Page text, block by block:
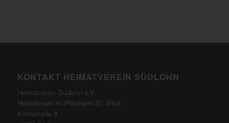
KONTAKT HEIMATVEREIN SÜDLOHN
Heimatverein Südlohn e.V.
Heimatraum im Pfarrheim St. Vitus
Kirchstraße 9